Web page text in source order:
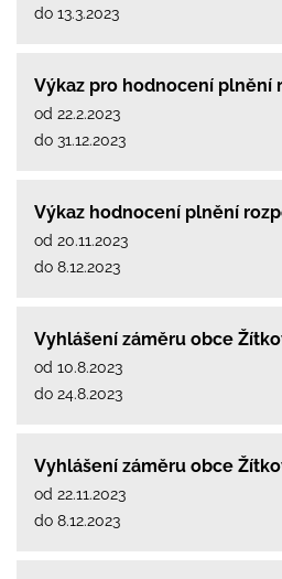
do 13.3.2023
Výkaz pro hodnocení plnění
od 22.2.2023
do 31.12.2023
Výkaz hodnocení plnění
od 20.11.2023
do 8.12.2023
Vyhlášení záměru obce
od 10.8.2023
do 24.8.2023
Vyhlášení záměru obce
od 22.11.2023
do 8.12.2023